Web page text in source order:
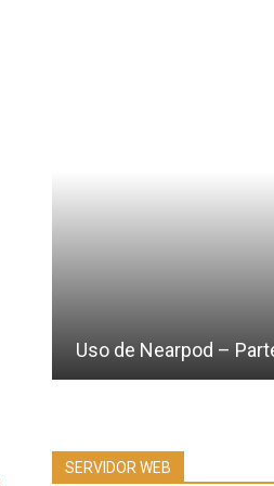
Uso de Nearpod –
SERVIDOR WEB